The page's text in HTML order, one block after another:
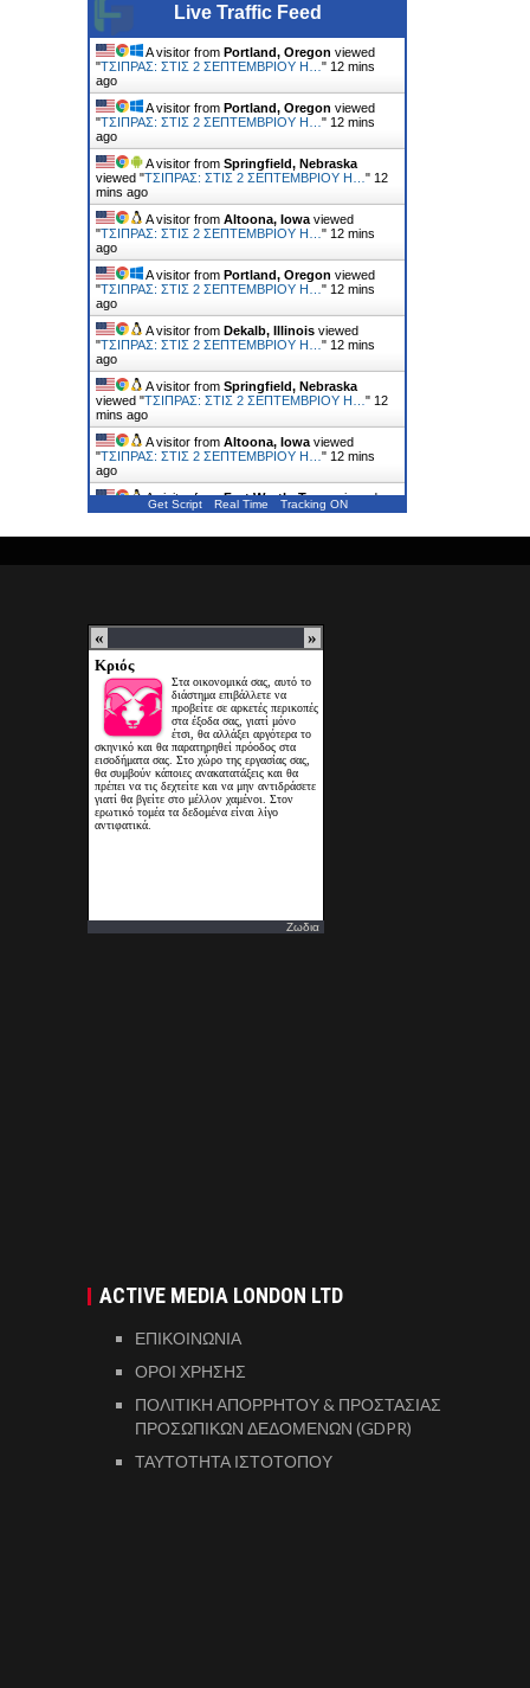
Live Traffic Feed
A visitor from Portland, Oregon viewed
"ΤΣΙΠΡΑΣ: ΣΤΙΣ 2 ΣΕΠΤΕΜΒΡΙΟΥ Η… " 12 mins
ago
A visitor from Portland, Oregon viewed
"ΤΣΙΠΡΑΣ: ΣΤΙΣ 2 ΣΕΠΤΕΜΒΡΙΟΥ Η… " 12 mins
ago
A visitor from Springfield, Nebraska
viewed "ΤΣΙΠΡΑΣ: ΣΤΙΣ 2 ΣΕΠΤΕΜΒΡΙΟΥ Η… " 12
mins ago
A visitor from Altoona, Iowa viewed
"ΤΣΙΠΡΑΣ: ΣΤΙΣ 2 ΣΕΠΤΕΜΒΡΙΟΥ Η… " 12 mins
ago
A visitor from Portland, Oregon viewed
"ΤΣΙΠΡΑΣ: ΣΤΙΣ 2 ΣΕΠΤΕΜΒΡΙΟΥ Η… " 12 mins
ago
A visitor from Dekalb, Illinois viewed
"ΤΣΙΠΡΑΣ: ΣΤΙΣ 2 ΣΕΠΤΕΜΒΡΙΟΥ Η… " 12 mins
ago
A visitor from Springfield, Nebraska
viewed "ΤΣΙΠΡΑΣ: ΣΤΙΣ 2 ΣΕΠΤΕΜΒΡΙΟΥ Η… " 12
mins ago
A visitor from Altoona, Iowa viewed
"ΤΣΙΠΡΑΣ: ΣΤΙΣ 2 ΣΕΠΤΕΜΒΡΙΟΥ Η… " 12 mins
ago
A visitor fromFort Worth, Texasviewed
"ΤΣΙΠΡΑΣ: ΣΤΙΣ 2 ΣΕΠΤΕΜΒΡΙΟΥ Η…"12 mins
Get Script Real Time Tracking ON
Ζωδια
ACTIVE MEDIA LONDON LTD
ΕΠΙΚΟΙΝΩΝΙΑ
ΟΡΟΙ ΧΡΗΣΗΣ
ΠΟΛΙΤΙΚΗ ΑΠΟΡΡΗΤΟΥ & ΠΡΟΣΤΑΣΙΑΣ
ΠΡΟΣΩΠΙΚΩΝ ΔΕΔΟΜΕΝΩΝ (GDPR)
ΤΑΥΤΟΤΗΤΑ ΙΣΤΟΤΟΠΟΥ